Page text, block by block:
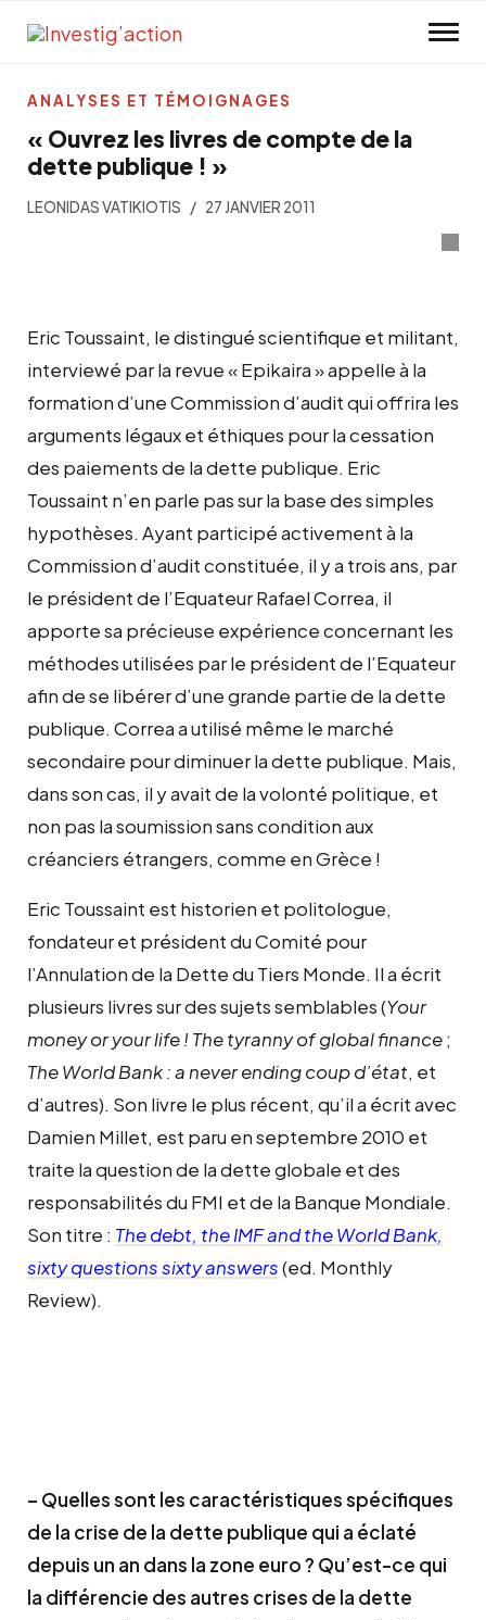
« Ouvrez les livres de compte de la
dette publique ! »
LEONIDAS VATIKIOTIS 27 JANVIER 2011
Eric Toussaint, le distingué scientifique et militant,
interviewé par la revue « Epikaira » appelle à la
formation d’une Commission d’audit qui offrira les
arguments légaux et éthiques pour la cessation
des paiements de la dette publique. Eric
Toussaint n’en parle pas sur la base des simples
hypothèses. Ayant participé activement à la
Commission d’audit constituée, il y a trois ans, par
le président de l’Equateur Rafael Correa, il
apporte sa précieuse expérience concernant les
méthodes utilisées par le président de l’Equateur
afin de se libérer d’une grande partie de la dette
publique. Correa a utilisé même le marché
secondaire pour diminuer la dette publique. Mais,
dans son cas, il y avait de la volonté politique, et
non pas la soumission sans condition aux
créanciers étrangers, comme en Grèce !
Eric Toussaint est historien et politologue,
fondateur et président du Comité pour
l’Annulation de la Dette du Tiers Monde. Il a écrit
plusieurs livres sur des sujets semblables (Your
money or your life !The tyranny of global finance;
The World Bank : a never ending coup d’état, et
d’autres). Son livre le plus récent, qu’il a écrit avec
Damien Millet, est paru en septembre 2010 et
traite la question de la dette globale et des
responsabilités du FMI et de la Banque Mondiale.
Son titre : The debt, the IMF and the World Bank,
sixty questions sixty answers(ed. Monthly
Review).
– Quelles sont les caractéristiques spécifiques
de la crise de la dette publique qui a éclaté
depuis un an dans la zone euro ? Qu’est-ce qui
la différencie des autres crises de la dette
ANALYSES ET TÉMOIGNAGES